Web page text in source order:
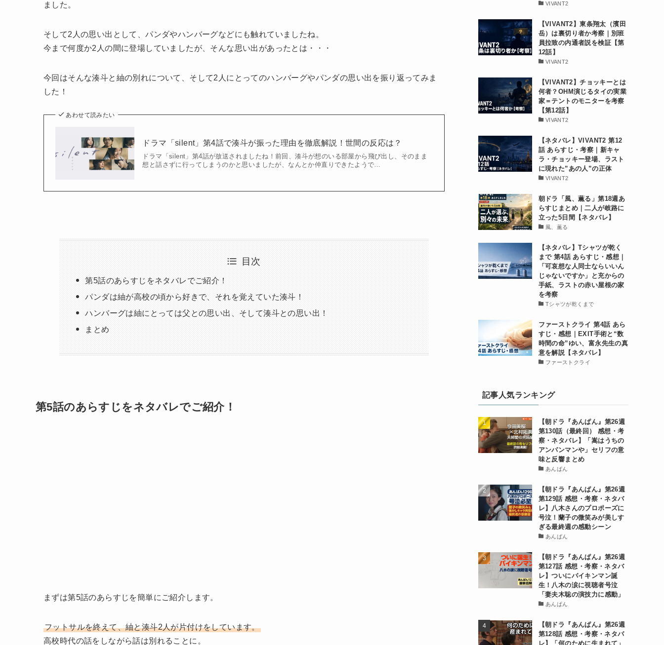
ました。
そして2人の思い出として、パンダやハンバーグなどにも触れていましたね。
今まで何度か2人の間に登場していましたが、そんな思い出があったとは・・・
今回はそんな湊斗と紬の別れについて、そして2人にとってのハンバーグやパンダの思い出を振り返ってみま
した！
あわせて読みたい
ドラマ「silent」第4話で湊斗が振った理由を徹底解説！世間の反応は？
ドラマ「silent」第4話が放送されましたね！前回、湊斗が想のいる部屋から飛び出し、そのまま
想と話さずに行ってしまうのかと思いましたが、なんとか仲直りできたようで…
目次
第5話のあらすじをネタバレでご紹介！
パンダは紬が高校の頃から好きで、それを覚えていた湊斗！
ハンバーグは紬にとっては父との思い出、そして湊斗との思い出！
まとめ
第5話のあらすじをネタバレでご紹介！
まずは第5話のあらすじを簡単にご紹介します。
フットサルを終えて、紬と湊斗2人が片付けをしています。
高校時代の話をしながら話は別れることに。
VIVANT2
【VIVANT2】東条翔太（濱田
岳）は裏切り者か考察｜別班
員拉致の内通者説を検証【第
12話】
VIVANT2
【VIVANT2】チョッキーとは
何者？OHM演じるタイの実業
家＝テントのモニターを考察
【第12話】
VIVANT2
【ネタバレ】VIVANT2 第12
話 あらすじ・考察｜新キャ
ラ・チョッキー登場、ラスト
に現れた”あの人”の正体
VIVANT2
朝ドラ「風、薫る」第18週あ
らすじまとめ｜二人が岐路に
立った5日間【ネタバレ】
風、薫る
【ネタバレ】Tシャツが乾く
まで 第4話 あらすじ・感想｜
「可哀想な人同士ならいいん
じゃないですか」と充からの
手紙、ラストの赤い屋根の家
を考察
Tシャツが乾くまで
ファーストクライ 第4話 あら
すじ・感想｜EXIT手術と“数
時間の命”ゆい、富永先生の真
意を解説【ネタバレ】
ファーストクライ
記事人気ランキング
【朝ドラ『あんぱん』第26週
第130話（最終回） 感想・考
察・ネタバレ】「嵩はうちの
アンパンマンや」セリフの意
味と反響まとめ
あんぱん
【朝ドラ『あんぱん』第26週
第129話 感想・考察・ネタバ
レ】八木さんのプロポーズに
号泣！蘭子の微笑みが美しす
ぎる最終週の感動シーン
あんぱん
【朝ドラ『あんぱん』第26週
第127話 感想・考察・ネタバ
レ】ついにバイキンマン誕
生！八木の涙に視聴者号泣
「妻夫木聡の演技力に感動」
あんぱん
【朝ドラ『あんぱん』第26週
第128話 感想・考察・ネタバ
レ】「何のために生まれて」